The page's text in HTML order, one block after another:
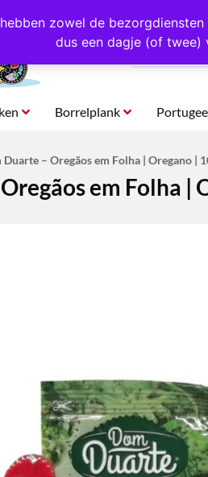
zowel de
dus een dagje (of twee)
Eigen import uit Portugal
Borrelplank
Duarte – Oregãos em Folha | Oregano |
em Folha |